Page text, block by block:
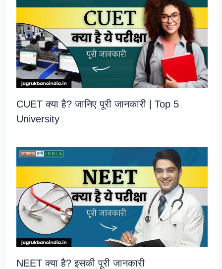
CUET क्या है? जानिए पूरी जानकारी | Top 5
University
NEET क्या है? इसकी पूरी जानकारी